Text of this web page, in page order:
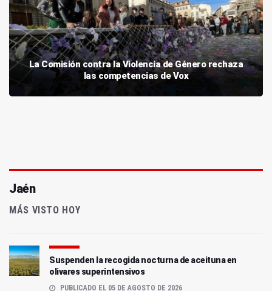
La Comisión contra la Violencia de Género rechaza
las competencias de Vox
Jaén
MÁS VISTO HOY
Suspenden la recogida nocturna de aceituna en
olivares superintensivos
PUBLICADO EL 05 DE AGOSTO DE 2026